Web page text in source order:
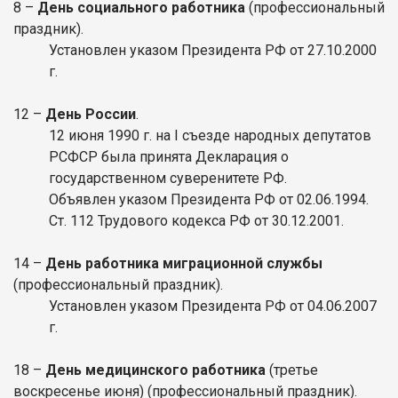
8 – День социального работника (профессиональный
праздник).
Установлен указом Президента РФ от 27.10.2000
г.
12 – День России.
12 июня 1990 г. на I съезде народных депутатов
РСФСР была принята Декларация о
государственном суверенитете РФ.
Объявлен указом Президента РФ от 02.06.1994.
Ст. 112 Трудового кодекса РФ от 30.12.2001.
14 – День работника миграционной службы
(профессиональный праздник).
Установлен указом Президента РФ от 04.06.2007
г.
18 – День медицинского работника (третье
воскресенье июня) (профессиональный праздник).